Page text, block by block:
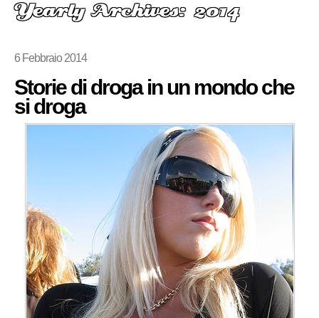
Yearly Archives: 2014
6 Febbraio 2014
Storie di droga in un mondo che
si droga